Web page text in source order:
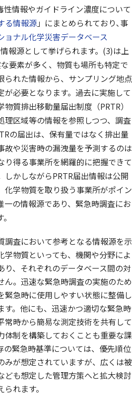
性情報やガイドライン濃度について
る情報源 」にまとめられており､事
ョナル化学災害データベース
報源として挙げられます。(3)は上
要素が多く、物質も場所も特定で
られた情報から、サンプリング地点
必要となります。過去に実施して
質排出移動量届出制度（PRTR）
理区域等の情報を参照しつつ、調査
の届出は、保有量ではなく排出量
故や災害時の漏洩量を予測するのは
り得る事業所を網羅的に把握できて
しかしながらPRTR届出情報は公開
化学物質を取り扱う事業所がポイン
一の情報源であり、緊急時調査にお
査において参考となる情報源を示
学物質といっても、機関や分野によ
り、それぞれのデータベース間の対
ん。迅速な緊急時調査の実施のため
緊急時に使用しやすい状態に整備し
す。他にも、迅速かつ適切な緊急時
常時から簡易な測定技術を共有して
体制を構築しておくことも重要な課
の緊急時基準については、優先順位
みが想定されていますが、広くは被
ども想定した管理方策へと拡大検討
れます。